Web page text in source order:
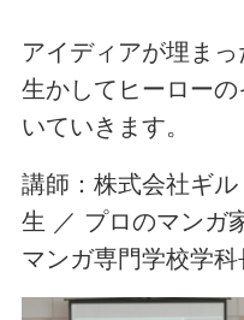
アイディアが埋ま
生かしてヒーロー
いていきます。
講師：株式会社ギ
生 ／ プロのマンガ
マンガ専門学校学科